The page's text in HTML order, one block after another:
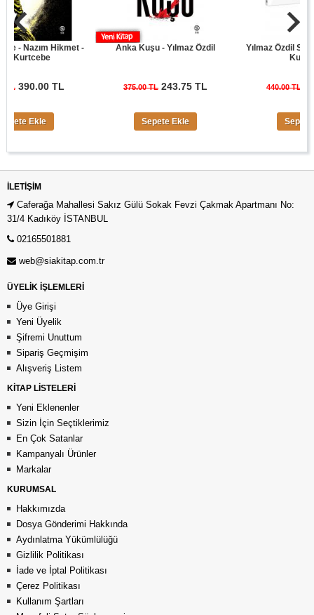
Hikmet -
TL
Ekle
Anka Kuşu - Yılmaz Özdil
375.00 TL 243.75 TL
Sepete Ekle
Yılmaz Özdil Son
Kuşu Seti
440.00 TL
Sepete Ekle
İLETIŞIM
Caferağa Mahallesi Sakız Gülü Sokak Fevzi Çakmak Apartmanı No:
31/4 Kadıköy İSTANBUL
02165501881
web@siakitap.com.tr
ÜYELİK İŞLEMLERİ
Üye Girişi
Yeni Üyelik
Şifremi Unuttum
Sipariş Geçmişim
Alışveriş Listem
KİTAP LİSTELERİ
Yeni Eklenenler
Sizin İçin Seçtiklerimiz
En Çok Satanlar
Kampanyalı Ürünler
Markalar
KURUMSAL
Hakkımızda
Dosya Gönderimi Hakkında
Aydınlatma Yükümlülüğü
Gizlilik Politikası
İade ve İptal Politikası
Çerez Politikası
Kullanım Şartları